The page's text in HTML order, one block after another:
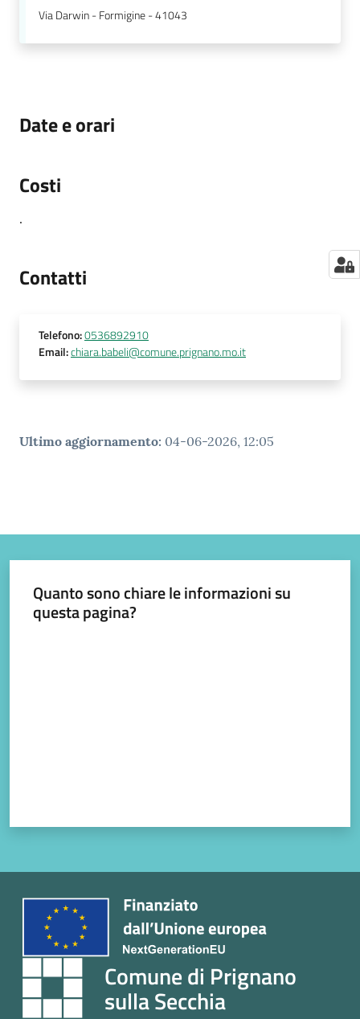
Via Darwin - Formigine - 41043
Date e orari
Costi
.
Contatti
Telefono:0536892910
Email:chiara.babeli@comune.prignano.mo.it
Ultimo aggiornamento: 04-06-2026, 12:05
Quanto sono chiare le informazioni su
questa pagina?
Comune di Prignano
sulla Secchia